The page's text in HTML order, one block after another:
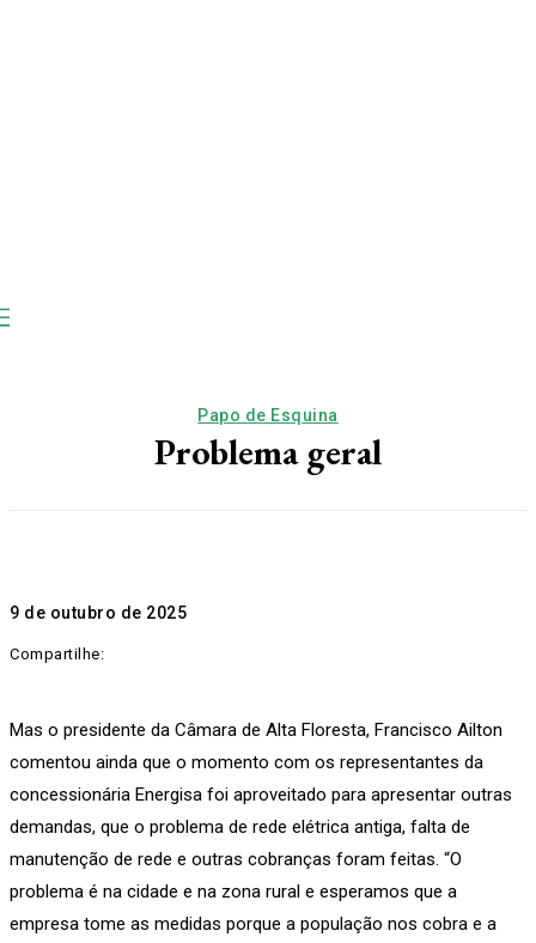
Papo de Esquina
Problema geral
9 de outubro de 2025
Compartilhe:
Mas o presidente da Câmara de Alta Floresta, Francisco Ailton
comentou ainda que o momento com os representantes da
concessionária Energisa foi aproveitado para apresentar outras
demandas, que o problema de rede elétrica antiga, falta de
manutenção de rede e outras cobranças foram feitas. “O
problema é na cidade e na zona rural e esperamos que a
empresa tome as medidas porque a população nos cobra e a